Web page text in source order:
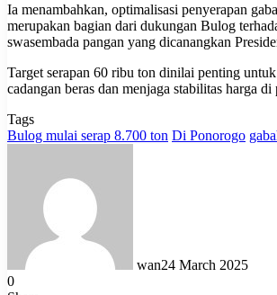
Ia menambahkan, optimalisasi penyerapan
merupakan bagian dari dukungan Bulog
swasembada pangan yang dicanangkan
Target serapan 60 ribu ton dinilai penting
cadangan beras dan menjaga stabilitas harga di
Tags
Bulog mulai serap 8.700 ton Di Ponorogo
wan24 March 2025
0